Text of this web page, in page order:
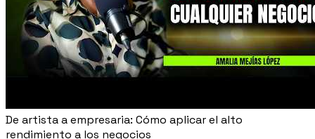
De artista a empresaria: Cómo aplicar el alto
rendimiento a los negocios